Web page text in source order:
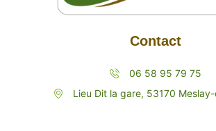
Contact
06 58 95 79 75
Lieu Dit la gare, 53170